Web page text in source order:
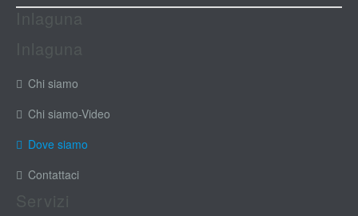
Chi siamo
Chi siamo-Video
Dove siamo
Contattaci